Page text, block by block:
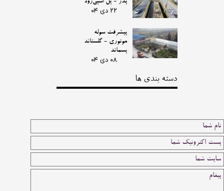
۲۲ دی ۰۴
پیشرفت سوله
موتوری - گلستاند
پسماند
۰۸ دی ۰۴
دسته بندی ها